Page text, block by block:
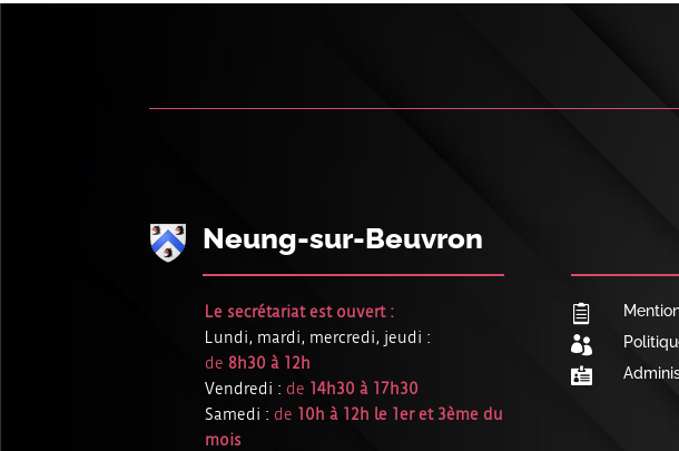
Neung-sur-Beuvron
Le secrétariat est ouvert :
Lundi, mardi, mercredi, jeudi :
de8h30 à 12h
Vendredi : de 14h30 à 17h30
Samedi : de 10h à 12h le 1er et 3ème du
mois


